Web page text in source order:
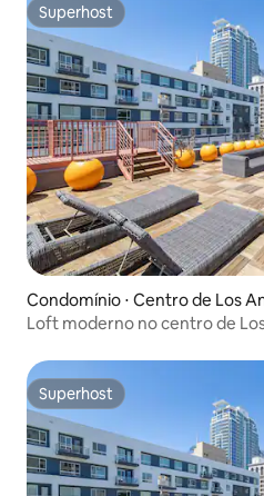
Superhost
Superhost
Condomínio ⋅ Centro de Los
Loft moderno no centro de
Superhost
Superhost